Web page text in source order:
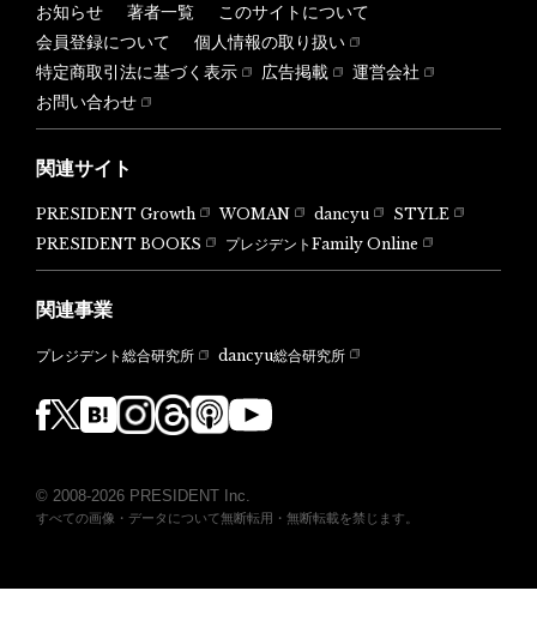
お知らせ 著者一覧
このサイトについて
会員登録について
個人情報の取り扱い
特定商取引法に基づく表示
広告掲載
運営会社
お問い合わせ
関連サイト
PRESIDENT Growth WOMAN dancyu
STYLE
PRESIDENT BOOKS
プレジデントFamily Online
関連事業
プレジデント総合研究所 dancyu総合研究所
© 2008-2026 PRESIDENT Inc.
すべての画像・データについて無断転用・無断転載を禁じます。